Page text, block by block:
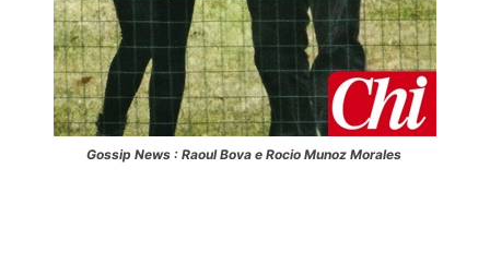
Gossip News : Raoul Bova e Rocio Munoz Morales